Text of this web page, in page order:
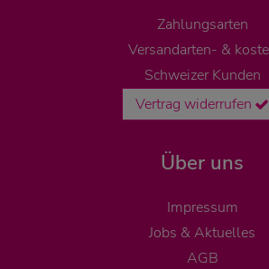
Zahlungsarten
Versandarten- &
Schweizer Kunden
Vertrag widerrufen
Über uns
Impressum
Jobs & Aktuelles
AGB